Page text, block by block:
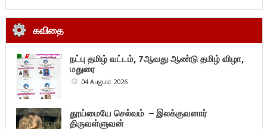
கவிதை
நட்பு தமிழ் வட்டம், 7ஆவது ஆண்டு தமிழ் விழா,
மதுரை
04 August 2026
தூய்மையே செல்வம் – இலக்குவனார்
திருவள்ளுவன்